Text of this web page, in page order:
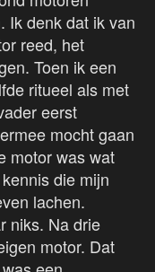
Ik denk dat ik van
reed, het
Toen ik een
ritueel als met
eerst
mocht gaan
motor was wat
die mijn
lachen.
niks. Na drie
motor. Dat